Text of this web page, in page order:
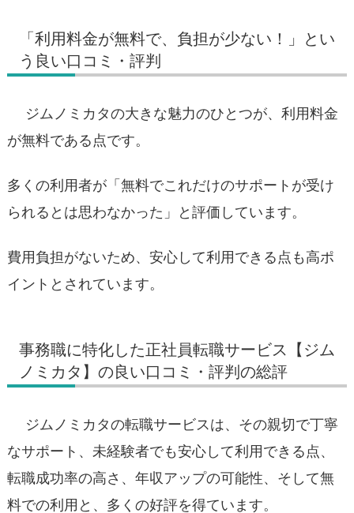
「利用料金が無料で、負担が少ない！」とい
う良い口コミ・評判
ジムノミカタの大きな魅力のひとつが、利用料金
が無料である点です。
多くの利用者が「無料でこれだけのサポートが受け
られるとは思わなかった」と評価しています。
費用負担がないため、安心して利用できる点も高ポ
イントとされています。
事務職に特化した正社員転職サービス【ジム
ノミカタ】の良い口コミ・評判の総評
ジムノミカタの転職サービスは、その親切で丁寧
なサポート、未経験者でも安心して利用できる点、
転職成功率の高さ、年収アップの可能性、そして無
料での利用と、多くの好評を得ています。